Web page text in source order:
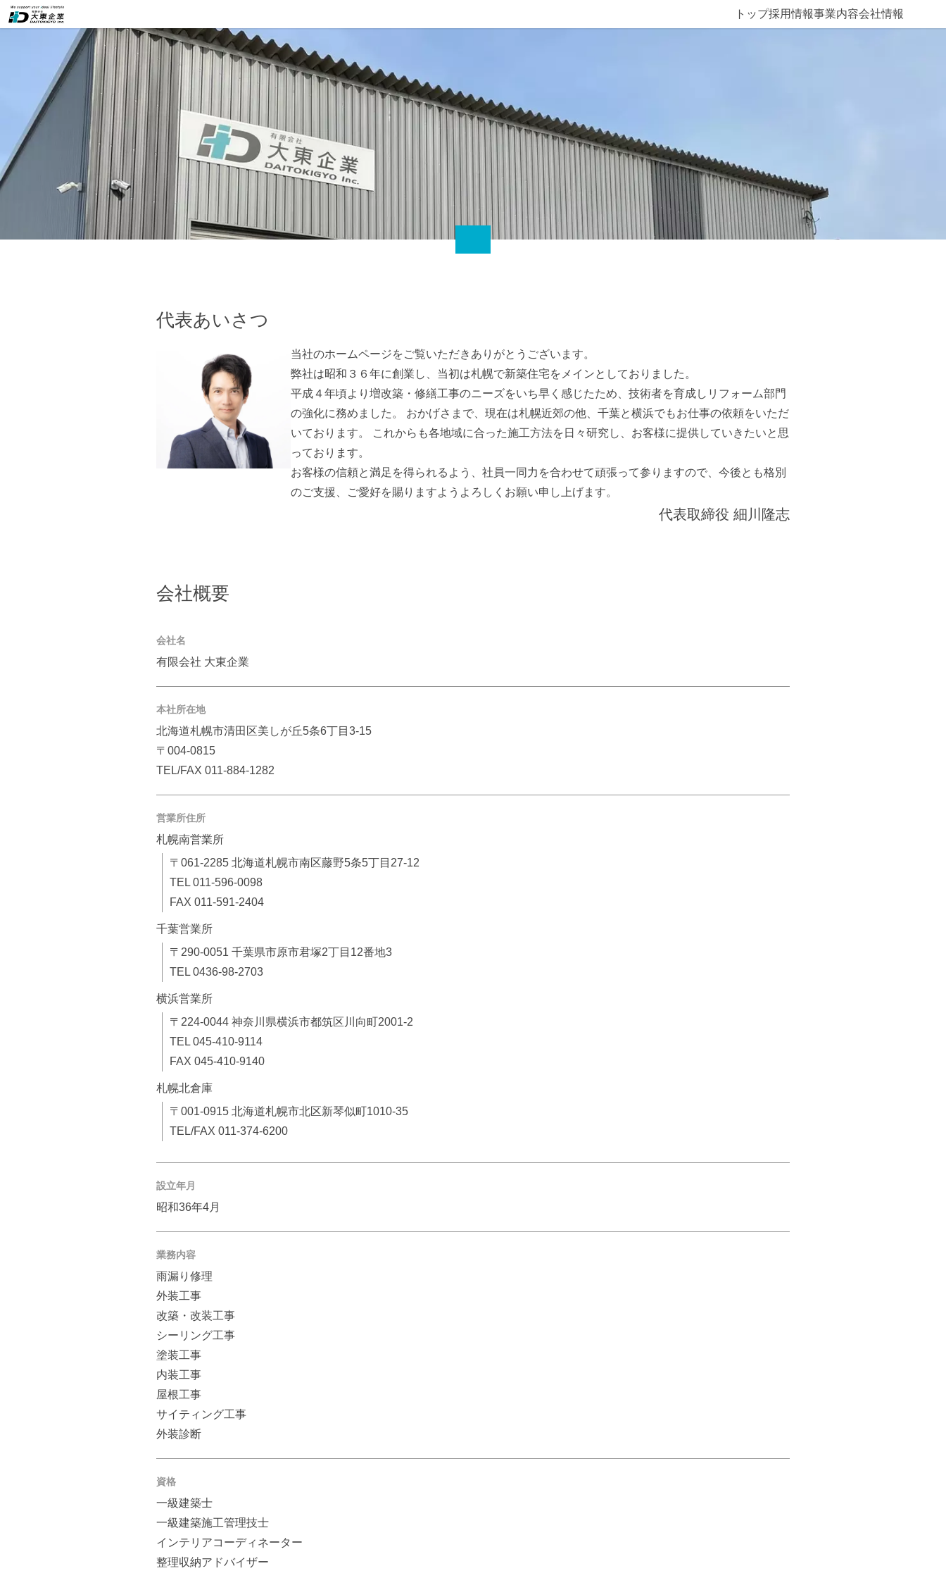
トップ採用情報事業内容会社情報
代表あいさつ
当社のホームページをご覧いただきありがとうございます。
弊社は昭和３６年に創業し、当初は札幌で新築住宅をメインとしておりました。
平成４年頃より増改築・修繕工事のニーズをいち早く感じたため、技術者を育成しリフォーム部門
の強化に務めました。 おかげさまで、現在は札幌近郊の他、千葉と横浜でもお仕事の依頼をいただ
いております。 これからも各地域に合った施工方法を日々研究し、お客様に提供していきたいと思
っております。
お客様の信頼と満足を得られるよう、社員一同力を合わせて頑張って参りますので、今後とも格別
のご支援、ご愛好を賜りますようよろしくお願い申し上げます。
代表取締役 細川隆志
会社概要
会社名
有限会社 大東企業
本社所在地
北海道札幌市清田区美しが丘5条6丁目3-15
〒004-0815
TEL/FAX 011-884-1282
営業所住所
札幌南営業所
〒061-2285 北海道札幌市南区藤野5条5丁目27-12
TEL 011-596-0098
FAX 011-591-2404
千葉営業所
〒290-0051 千葉県市原市君塚2丁目12番地3
TEL 0436-98-2703
横浜営業所
〒224-0044 神奈川県横浜市都筑区川向町2001-2
TEL 045-410-9114
FAX 045-410-9140
札幌北倉庫
〒001-0915 北海道札幌市北区新琴似町1010-35
TEL/FAX 011-374-6200
設立年月
昭和36年4月
業務内容
雨漏り修理
外装工事
改築・改装工事
シーリング工事
塗装工事
内装工事
屋根工事
サイティング工事
外装診断
資格
一級建築士
一級建築施工管理技士
インテリアコーディネーター
整理収納アドバイザー